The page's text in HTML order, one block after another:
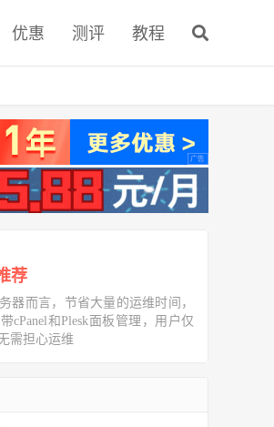
优惠 测评 教程
荐
器而言，节省大量的运维时间，
cPanel和Plesk面板管理，用户仅
需担心运维